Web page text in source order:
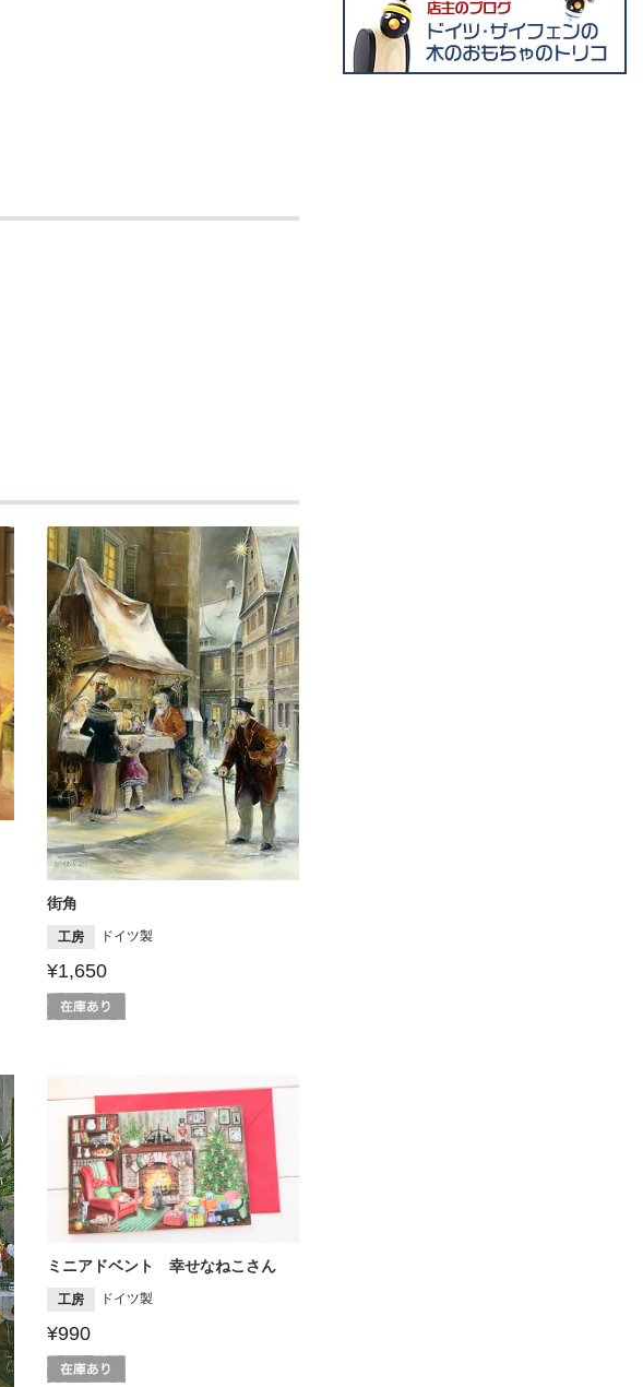
街角
工房 ドイツ製
¥1,650
ミニアドベント 幸せなねこさん
工房 ドイツ製
¥990